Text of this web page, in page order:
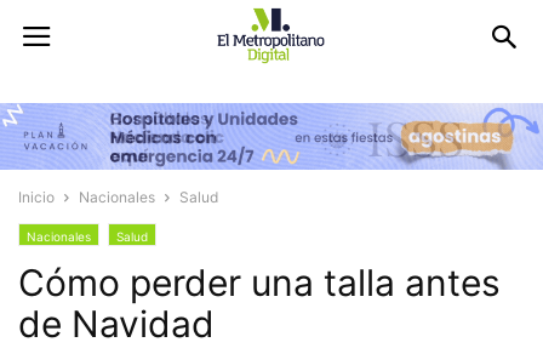
Inicio Nacionales Salud
Nacionales Salud
Cómo perder una talla antes
de Navidad